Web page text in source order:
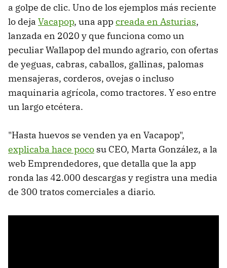
a golpe de clic. Uno de los ejemplos más reciente
lo deja Vacapop, una appcreada en Asturias,
lanzada en 2020 y que funciona como un
peculiar Wallapop del mundo agrario, con ofertas
de yeguas, cabras, caballos, gallinas, palomas
mensajeras, corderos, ovejas o incluso
maquinaria agrícola, como tractores. Y eso entre
un largo etcétera.
"Hasta huevos se venden ya en Vacapop",
explicaba hace poco su CEO, Marta González, a la
web Emprendedores, que detalla que la app
ronda las 42.000 descargas y registra una media
de 300 tratos comerciales a diario.